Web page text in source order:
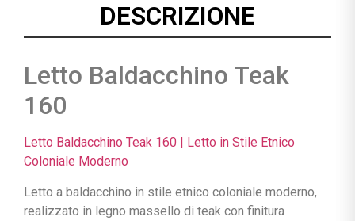
DESCRIZIONE
Letto Baldacchino Teak
160
Letto Baldacchino Teak 160 | Letto in Stile Etnico
Coloniale Moderno
Letto a baldacchino in stile etnico coloniale moderno,
realizzato in legno massello di teak con finitura